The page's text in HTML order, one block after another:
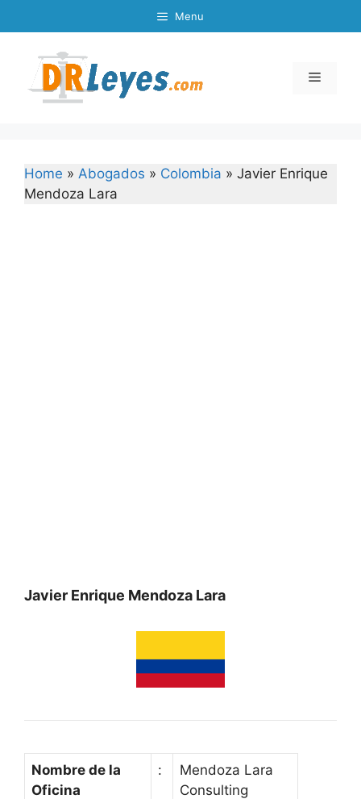
to
Menu
Menu
Home » Abogados » Colombia » Javier Enrique
Mendoza Lara
Javier Enrique Mendoza Lara
Nombre de la
Oficina
:
Mendoza Lara
Consulting